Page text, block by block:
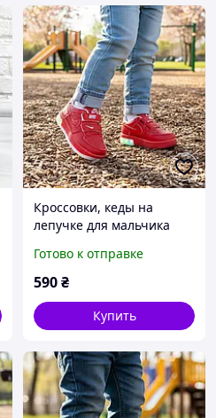
Кроссовки, кеды на
лепучке для мальчика
Готово к отправке
590₴
Купить